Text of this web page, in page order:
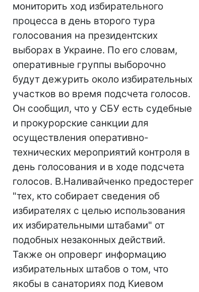
мониторить ход избирательного
процесса в день второго тура
голосования на президентских
выборах в Украине. По его словам,
оперативные группы выборочно
будут дежурить около избирательных
участков во время подсчета голосов.
Он сообщил, что у СБУ есть судебные
и прокурорские санкции для
осуществления оперативно-
технических мероприятий контроля в
день голосования и в ходе подсчета
голосов. В.Наливайченко предостерег
"тех, кто собирает сведения об
избирателях с целью использования
их избирательными штабами" от
подобных незаконных действий.
Также он опроверг информацию
избирательных штабов о том, что
якобы в санаториях под Киевом